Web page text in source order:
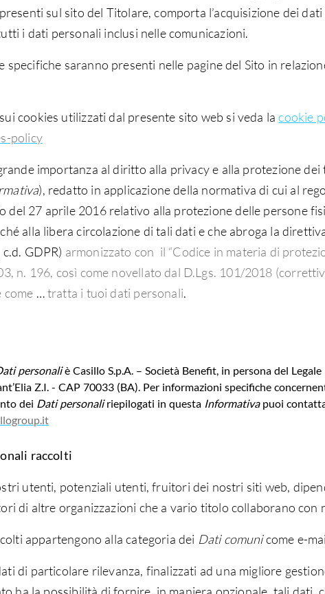
sul sito del Titolare, comporta l’acquisizione dei
i dati personali inclusi nelle comunicazioni.
specifiche saranno presenti nelle pagine del Sito in
cookies utilizzati dal presente sito web si veda lacookie
policy
importanza al diritto alla privacy e alla protezione
), redatto in applicazione della normativa di cui al
del 27 aprile 2016 relativo alla protezione delle persone
alla libera circolazione di tali dati e che abroga la
GDPR) armonizzato con il “Codice in materia di
n. 196, così come novellato dal D.Lgs. 101/2018
come …tratta i tuoi dati personali.
personaliè Casillo S.p.A. – Società Benefit, in persona del
Z.I. - CAP 70033 (BA). Per informazioni specifiche
dei Dati personaliriepilogati in questa Informativa puoi
raccolti
utenti, potenziali utenti, fruitori dei nostri siti web,
di altre organizzazioni che a vario titolo collaborano con
appartengono alla categoria dei Dati comunicome e-
di particolare rilevanza, finalizzati ad una migliore